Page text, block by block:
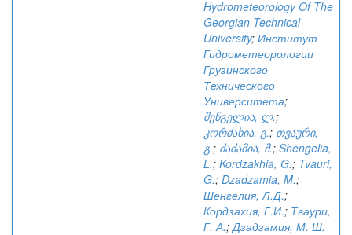
Hydrometeorology Of The
Georgian Technical
University; Институт
Гидрометеорологии
Грузинского
Технического
Университета;
შენგელია, ლ.;
კორძახია, გ.; თვაური,
გ.; ძაძამია, მ.; Shengelia,
L.; Kordzakhia, G.; Tvauri,
G.; Dzadzamia, M.;
Шенгелия, Л.Д.;
Кордзахия, Г.И.; Тваури,
Г. А.;Дзадзамия, М. Ш.